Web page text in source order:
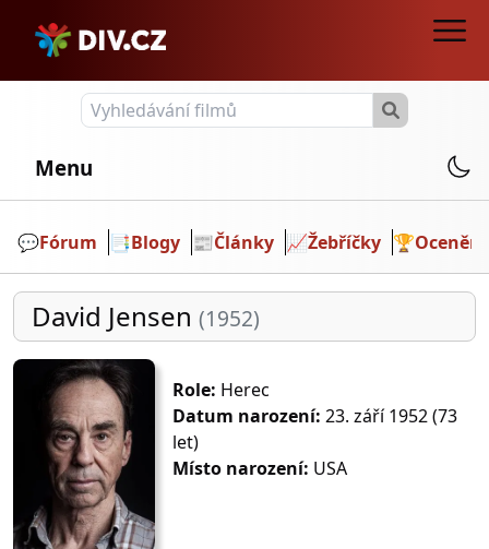
Menu
💬️Fórum 📑Blogy 📰Články 📈Žebříčky 🏆Ocenění
David Jensen (1952)
Role: Herec
Datum narození: 23. září 1952 (73
let)
Místo narození: USA